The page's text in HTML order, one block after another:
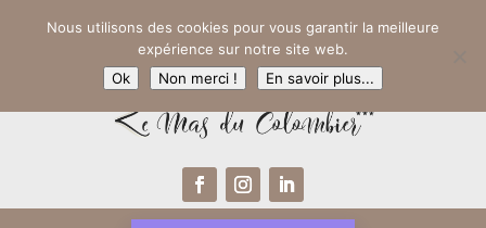
Nous utilisons des cookies pour vous garantir la meilleure
expérience sur notre site web.
Ok
Non merci ! En savoir plus...